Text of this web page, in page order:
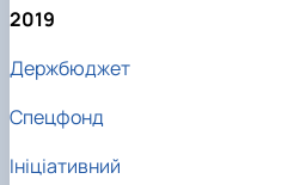
2019
Держбюджет
Спецфонд
Ініціативний